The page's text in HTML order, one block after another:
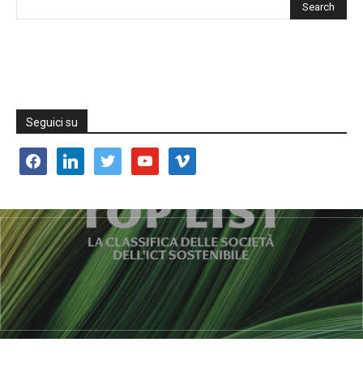
Seguici su
facebooklinkedin twitter youtube vimeo